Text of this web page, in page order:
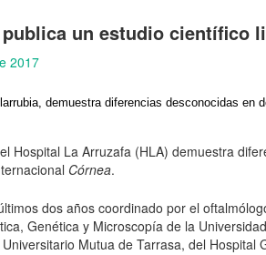
publica un estudio científico
2017
demuestra diferencias desconocidas
Hospital La Arruzafa (HLA) demuestra
Córnea.
dos años coordinado por el
Genética y Microscopía de la
Mutua de Tarrasa, del